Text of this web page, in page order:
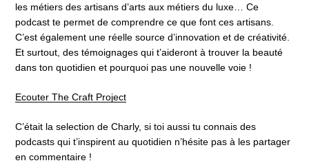
les métiers des artisans d’arts aux métiers du luxe… Ce
podcast te permet de comprendre ce que font ces artisans.
C’est également une réelle source d’innovation et de créativité.
Et surtout, des témoignages qui t’aideront à trouver la beauté
dans ton quotidien et pourquoi pas une nouvelle voie !
Ecouter The Craft Project
C’était la selection de Charly, si toi aussi tu connais des
podcasts qui t’inspirent au quotidien n’hésite pas à les partager
en commentaire !